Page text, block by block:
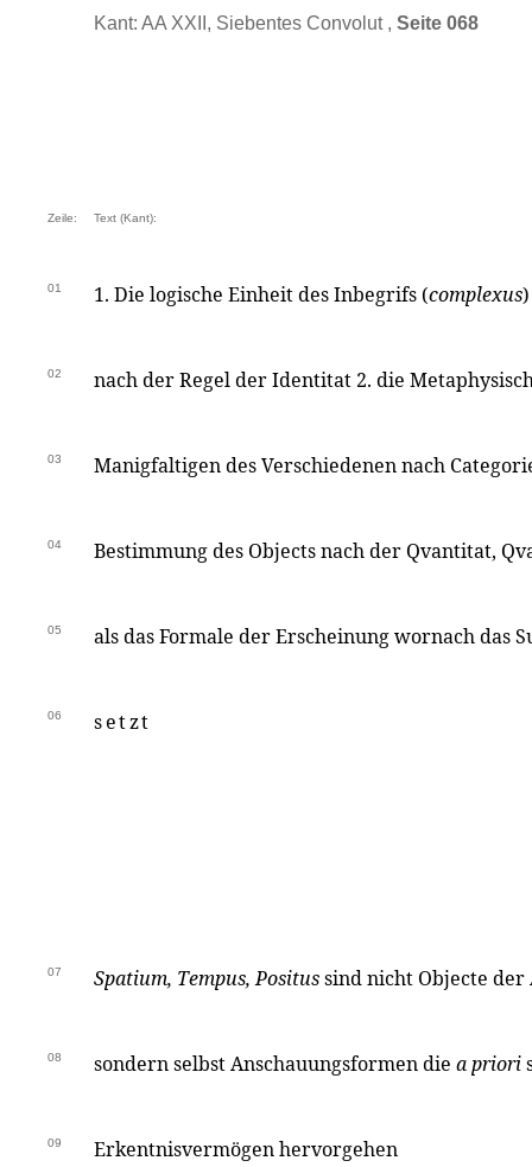
Kant: AA XXII, Siebentes Convolut , Seite 068
Zeile: Text (Kant):
01 1. Die logische Einheit des Inbegrifs (complexus
02 nach der Regel der Identitat 2. die
03 Manigfaltigen des Verschiedenen nach
04 Bestimmung des Objects nach der Qvantitat,
05 als das Formale der Erscheinung wornach das
06 setzt
07 Spatium, Tempus, Positussind nicht Objecte der
08 sondern selbst Anschauungsformen die a priori
09 Erkentnisvermögen hervorgehen